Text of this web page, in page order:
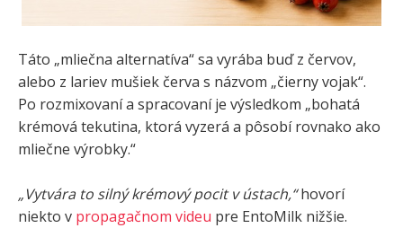
Táto „mliečna alternatíva“ sa vyrába buď z červov,
alebo z lariev mušiek červa s názvom „čierny vojak“.
Po rozmixovaní a spracovaní je výsledkom „bohatá
krémová tekutina, ktorá vyzerá a pôsobí rovnako ako
mliečne výrobky.“
„Vytvára to silný krémový pocit v ústach,“hovorí
niekto v propagačnom videu pre EntoMilk nižšie.